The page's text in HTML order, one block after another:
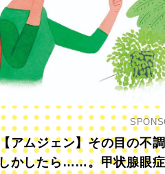
【アムジェン】その目の不
しかしたら……。甲状腺眼